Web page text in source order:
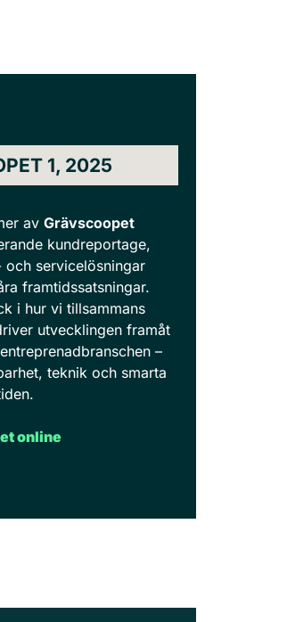
1, 2025
av Grävscoopet
kundreportage,
och servicelösningar
framtidssatsningar.
i hur vi tillsammans
utvecklingen framåt
–
teknik och smarta
online